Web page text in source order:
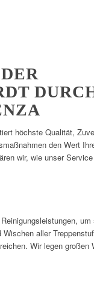
höchste Qualität,
den Wert
wir, wie unser
aller
Wir legen